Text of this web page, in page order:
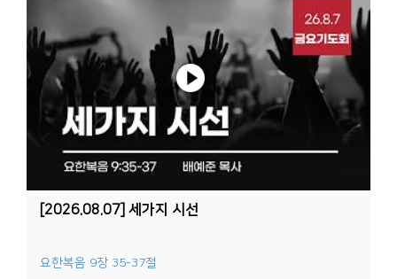
[2026.08.07] 세가지 시선
요한복음 9장 35-37절